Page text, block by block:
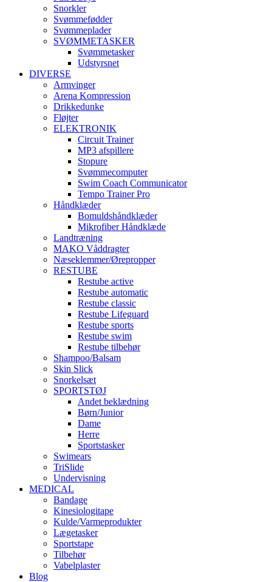
Snorkler
Svømmefødder
Svømmeplader
SVØMMETASKER
Svømmetasker
Udstyrsnet
DIVERSE
Armvinger
Arena Kompression
Drikkedunke
Fløjter
ELEKTRONIK
Circuit Trainer
MP3 afspillere
Stopure
Svømmecomputer
Swim Coach Communicator
Tempo Trainer Pro
Håndklæder
Bomuldshåndklæder
Mikrofiber Håndklæde
Landtræning
MAKO Våddragter
Næseklemmer/Ørepropper
RESTUBE
Restube active
Restube automatic
Restube classic
Restube Lifeguard
Restube sports
Restube swim
Restube tilbehør
Shampoo/Balsam
Skin Slick
Snorkelsæt
SPORTSTØJ
Andet beklædning
Børn/Junior
Dame
Herre
Sportstasker
Swimears
TriSlide
Undervisning
MEDICAL
Bandage
Kinesiologitape
Kulde/Varmeprodukter
Lægetasker
Sportstape
Tilbehør
Vabelplaster
Blog